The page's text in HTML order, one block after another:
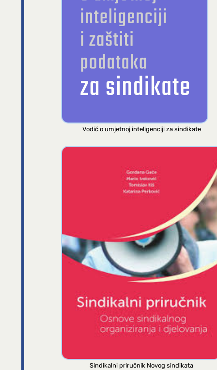
Vodič o umjetnoj inteligenciji za sindikate
Sindikalni priručnik Novog sindikata